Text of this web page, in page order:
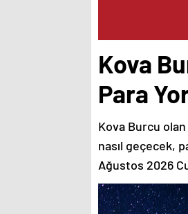
Kova
Para
Kova Burcu
nasıl geçecek,
Ağustos 2026